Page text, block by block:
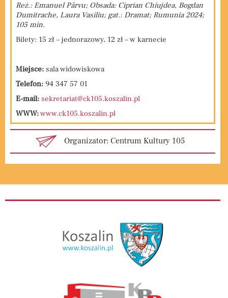
Reż.: Emanuel Pârvu; Obsada: Ciprian Chiujdea, Bogdan
Dumitrache, Laura Vasiliu; gat.: Dramat; Rumunia 2024;
105 min.
Bilety: 15 zł – jednorazowy, 12 zł – w karnecie
Miejsce: sala widowiskowa
Telefon: 94 347 57 01
E-mail: sekretariat@ck105.koszalin.pl
WWW:www.ck105.koszalin.pl
Organizator: Centrum Kultury 105